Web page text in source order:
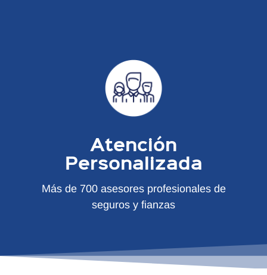
Atención
Personalizada
Más de 700 asesores profesionales de
seguros y fianzas